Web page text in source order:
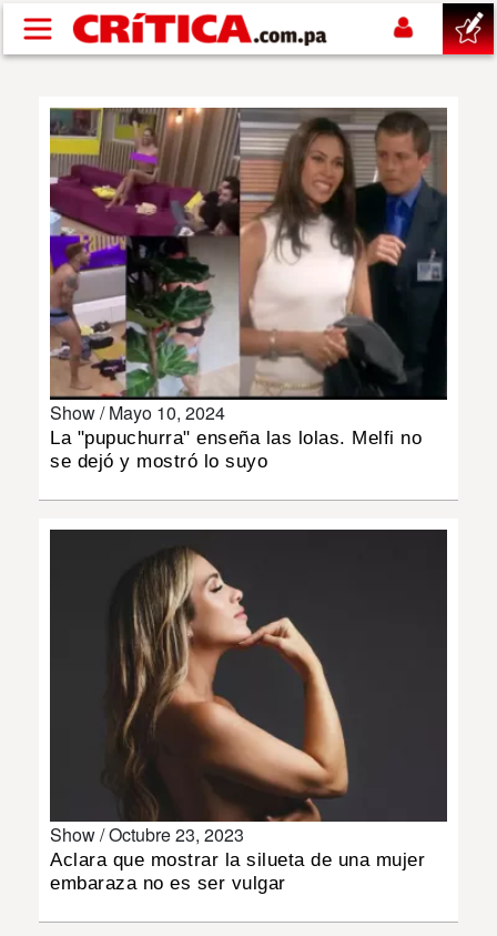
Pasar al contenido principal
SUCESOS
NACIONAL
POLÍTICA
SHOW
DEPORTES
Show /Mayo 10, 2024
La "pupuchurra" enseña las lolas. Melfi no
se dejó y mostró lo suyo
Show /Octubre 23, 2023
Aclara que mostrar la silueta de una mujer
embaraza no es ser vulgar